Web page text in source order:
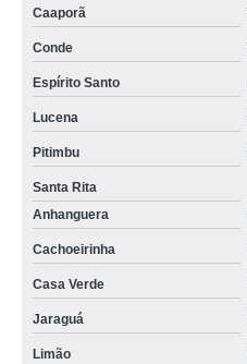
Caaporã
Conde
Espírito Santo
Lucena
Pitimbu
Santa Rita
Anhanguera
Cachoeirinha
Casa Verde
Jaraguá
Limão